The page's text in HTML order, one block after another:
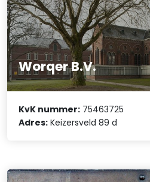
Worqer B.V.
KvK nummer: 75463725
Adres: Keizersveld 89 d